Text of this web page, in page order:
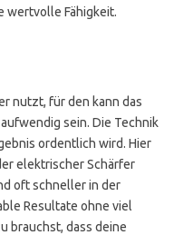
wertvolle Fähigkeit.
nutzt, für den kann das
sein. Die Technik
ordentlich wird. Hier
elektrischer Schärfer
oft schneller in der
Resultate ohne viel
brauchst, dass deine